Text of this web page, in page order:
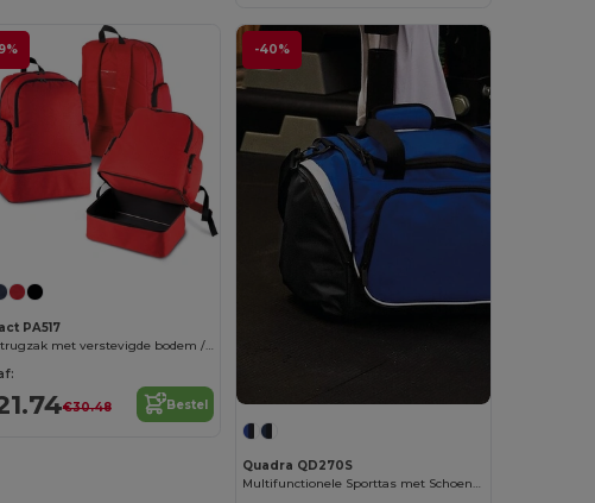
PA517
Sportrugzak met verstevigde bodem / 42 liter
€30.48 Bestel
-40%
Quadra QD270S
Multifunctionele Sporttas met Schoenenvak